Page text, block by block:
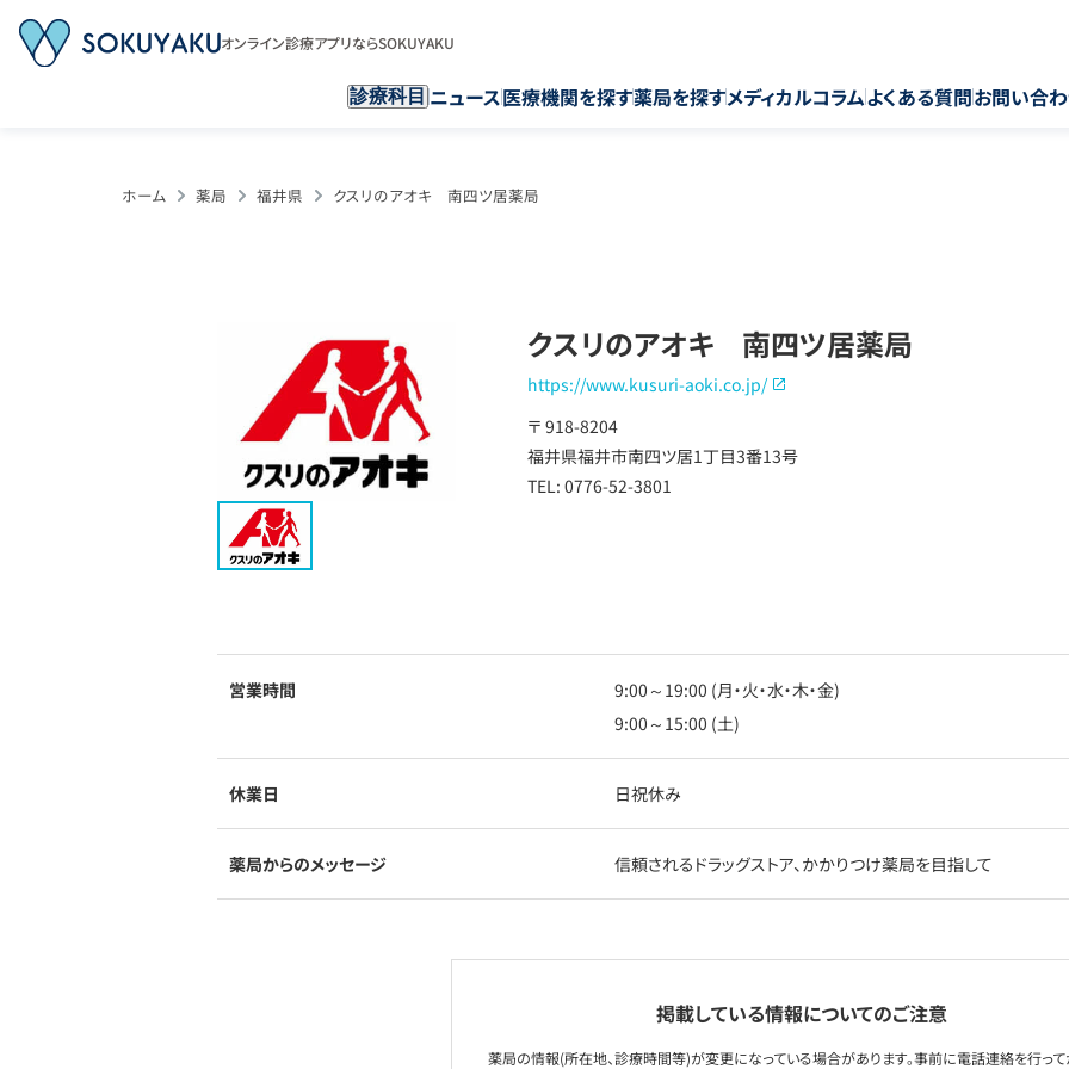
オンライン診療アプリならSOKUYAKU
診療科目 ニュース医療機関を探す薬局を探すメディカルコラムよくある質問お問い合
ホーム 薬局 福井県 クスリのアオキ 南四ツ居薬局
クスリのアオキ 南四ツ居薬局
https://www.kusuri-aoki.co.jp/
〒 918-8204
福井県福井市南四ツ居1丁目3番13号
TEL: 0776-52-3801
営業時間
9:00～19:00 (月・火・水・木・金)
9:00～15:00 (土)
休業日 日祝休み
薬局からのメッセージ 信頼されるドラッグストア、かかりつけ薬局を目指して
掲載している情報についてのご注意
薬局の情報(所在地、診療時間等)が変更になっている場合があります。事前に電話連絡を行っ